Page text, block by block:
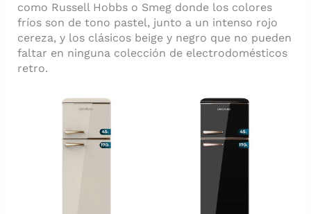
como Russell Hobbs o Smeg donde los colores
fríos son de tono pastel, junto a un intenso rojo
cereza, y los clásicos beige y negro que no pueden
faltar en ninguna colección de electrodomésticos
retro.